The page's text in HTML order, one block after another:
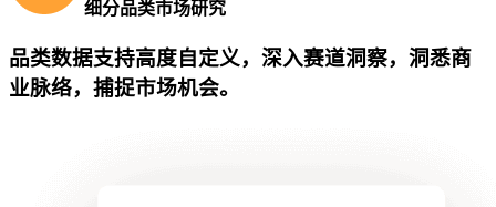
细分品类市场研究
品类数据支持高度自定义，深入赛道洞察，洞悉商
业脉络，捕捉市场机会。